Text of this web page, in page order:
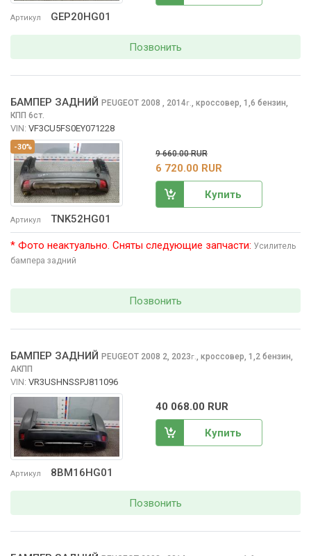
Артикул GEP20HG01
Позвонить
-30%
Артикул TNK52HG01
БАМПЕР ЗАДНИЙ PEUGEOT 2008 , 2014г. кроссовер, 1,6 бензин,
КПП 6ст.
VIN: VF3CU5FS0EY071228
9 660.00 RUR
6 720.00 RUR
Купить
* Фото неактуально. Сняты следующие запчасти: Усилитель
бампера задний
Позвонить
Артикул 8BM16HG01
БАМПЕР ЗАДНИЙ PEUGEOT 2008 2, 2023г. кроссовер, 1,2 бензин,
АКПП
VIN: VR3USHNSSPJ811096
40 068.00 RUR
Купить
Позвонить